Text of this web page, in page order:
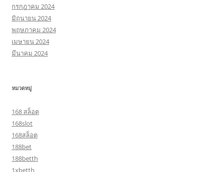
กรกฎาคม 2024
มิถุนายน 2024
พฤษภาคม 2024
เมษายน 2024
มีนาคม 2024
หมวดหมู่
168 สล็อต
168slot
168สล็อต
188bet
188betth
1xbetth